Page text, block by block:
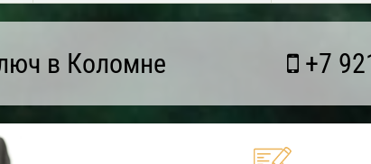
в Коломне +7